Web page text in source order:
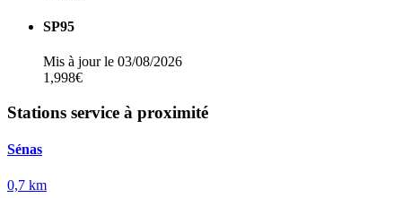
SP95
Mis à jour le 03/08/2026
1,998€
Stations service à proximité
Sénas
0,7 km